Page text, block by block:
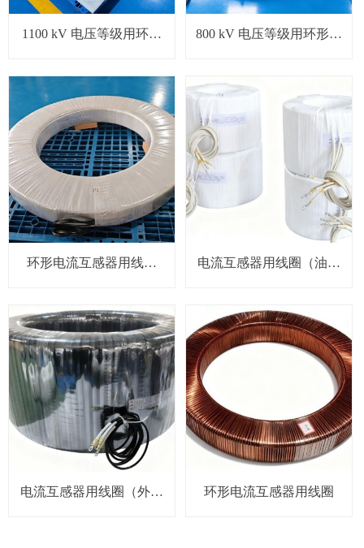
1100 kV 电压等级用环形 800 kV 电压等级用环形线
环形电流互感器用线圈 电流互感器用线圈（油浸
电流互感器用线圈（外置 环形电流互感器用线圈